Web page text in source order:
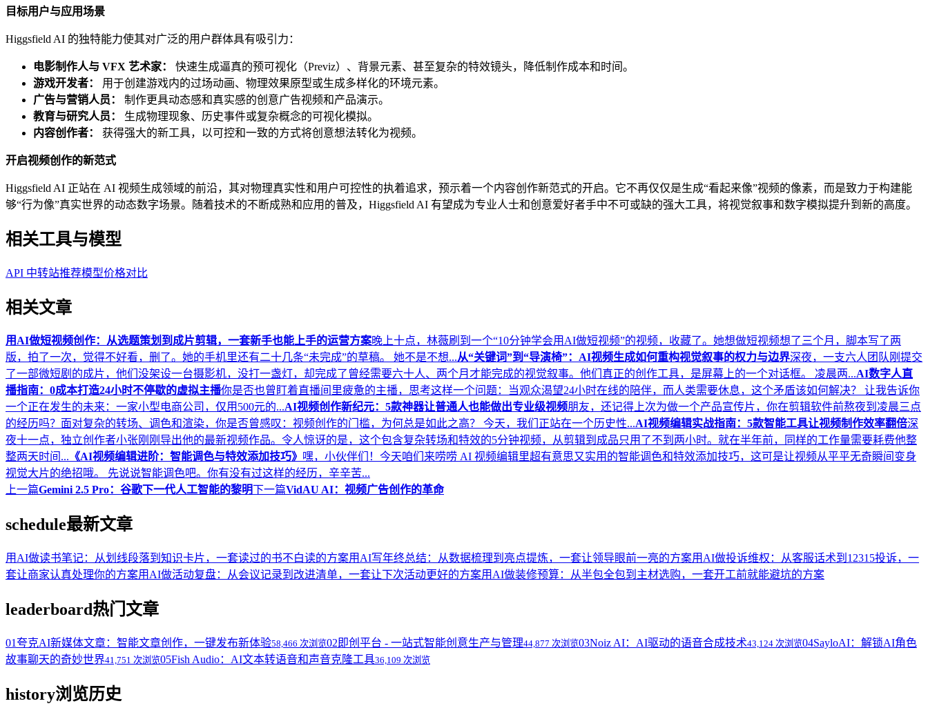
目标用户与应用场景
Higgsfield AI 的独特能力使其对广泛的用户群体具有吸引力：
电影制作人与 VFX 艺术家：
快速生成逼真的预可视化（Previz）、背景元素、甚至复杂的特效镜头，降低制作成本和时间。
游戏开发者：
用于创建游戏内的过场动画、物理效果原型或生成多样化的环境元素。
广告与营销人员：
制作更具动态感和真实感的创意广告视频和产品演示。
教育与研究人员：
生成物理现象、历史事件或复杂概念的可视化模拟。
内容创作者：
获得强大的新工具，以可控和一致的方式将创意想法转化为视频。
开启视频创作的新范式
Higgsfield AI 正站在 AI 视频生成领域的前沿，其对物理真实性和用户可控性的执着追求，预示着一个内容创作新范式的开启。它不再仅仅是生成“看起来像”视频的像素，而是致力于构建能
够“行为像”真实世界的动态数字场景。随着技术的不断成熟和应用的普及，Higgsfield AI 有望成为专业人士和创意爱好者手中不可或缺的强大工具，将视觉叙事和数字模拟提升到新的高度。
相关工具与模型
API 中转站推荐模型价格对比
相关文章
用AI做短视频创作：从选题策划到成片剪辑，一套新手也能上手的运营方案晚上十点，林薇刷到一个“10分钟学会用AI做短视频”的视频，收藏了。她想做短视频想了三个月，脚本写了两
版，拍了一次，觉得不好看，删了。她的手机里还有二十几条“未完成”的草稿。 她不是不想...从“关键词”到“导演椅”：AI视频生成如何重构视觉叙事的权力与边界深夜，一支六人团队刚提交
了一部微短剧的成片，他们没架设一台摄影机，没打一盏灯，却完成了曾经需要六十人、两个月才能完成的视觉叙事。他们真正的创作工具，是屏幕上的一个对话框。 凌晨两...AI数字人直
播指南：0成本打造24小时不停歇的虚拟主播你是否也曾盯着直播间里疲惫的主播，思考这样一个问题：当观众渴望24小时在线的陪伴，而人类需要休息，这个矛盾该如何解决？ 让我告诉你
一个正在发生的未来：一家小型电商公司，仅用500元的...AI视频创作新纪元：5款神器让普通人也能做出专业级视频朋友，还记得上次为做一个产品宣传片，你在剪辑软件前熬夜到凌晨三点
的经历吗？面对复杂的转场、调色和渲染，你是否曾感叹：视频创作的门槛，为何总是如此之高？ 今天，我们正站在一个历史性...AI视频编辑实战指南：5款智能工具让视频制作效率翻倍深
夜十一点，独立创作者小张刚刚导出他的最新视频作品。令人惊讶的是，这个包含复杂转场和特效的5分钟视频，从剪辑到成品只用了不到两小时。就在半年前，同样的工作量需要耗费他整
整两天时间... 《AI视频编辑进阶：智能调色与特效添加技巧》 嘿，小伙伴们！今天咱们来唠唠 AI 视频编辑里超有意思又实用的智能调色和特效添加技巧，这可是让视频从平平无奇瞬间变身
视觉大片的绝招哦。 先说说智能调色吧。你有没有过这样的经历，辛辛苦...
上一篇Gemini 2.5 Pro：谷歌下一代人工智能的黎明下一篇VidAU AI：视频广告创作的革命
schedule最新文章
用AI做读书笔记：从划线段落到知识卡片，一套读过的书不白读的方案用AI写年终总结：从数据梳理到亮点提炼，一套让领导眼前一亮的方案用AI做投诉维权：从客服话术到12315投诉，一
套让商家认真处理你的方案用AI做活动复盘：从会议记录到改进清单，一套让下次活动更好的方案用AI做装修预算：从半包全包到主材选购，一套开工前就能避坑的方案
leaderboard热门文章
01夸克AI新媒体文章：智能文章创作，一键发布新体验58,466 次浏览02 即创平台 - 一站式智能创意生产与管理44,877 次浏览03Noiz AI：AI驱动的语音合成技术43,124 次浏览04SayloAI：解锁AI角色
故事聊天的奇妙世界41,751 次浏览05Fish Audio：AI文本转语音和声音克隆工具36,109 次浏览
history浏览历史